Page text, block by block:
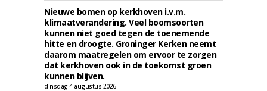
Nieuwe bomen op kerkhoven i.v.m.
klimaatverandering. Veel boomsoorten
kunnen niet goed tegen de toenemende
hitte en droogte. Groninger Kerken neemt
daarom maatregelen om ervoor te zorgen
dat kerkhoven ook in de toekomst groen
kunnen blijven.
dinsdag 4 augustus 2026